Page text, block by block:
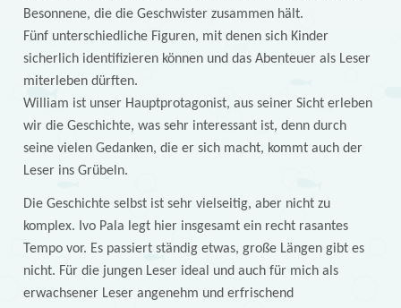
Besonnene, die die Geschwister zusammen hält.
Fünf unterschiedliche Figuren, mit denen sich Kinder
sicherlich identifizieren können und das Abenteuer als Leser
miterleben dürften.
William ist unser Hauptprotagonist, aus seiner Sicht erleben
wir die Geschichte, was sehr interessant ist, denn durch
seine vielen Gedanken, die er sich macht, kommt auch der
Leser ins Grübeln.
Die Geschichte selbst ist sehr vielseitig, aber nicht zu
komplex. Ivo Pala legt hier insgesamt ein recht rasantes
Tempo vor. Es passiert ständig etwas, große Längen gibt es
nicht. Für die jungen Leser ideal und auch für mich als
erwachsener Leser angenehm und erfrischend